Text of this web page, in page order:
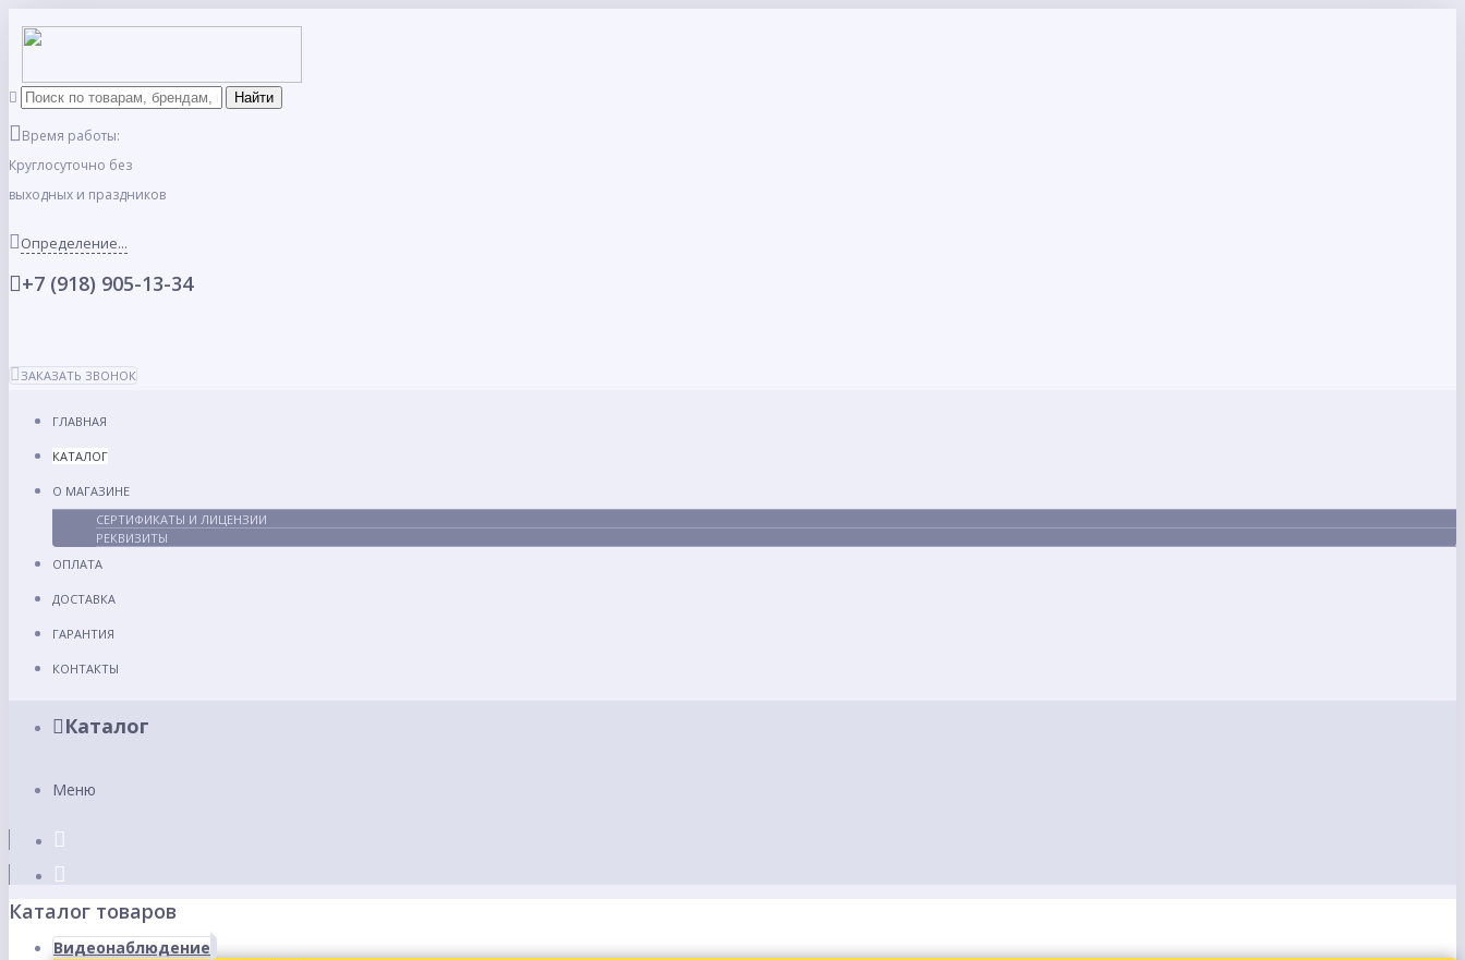
Время работы:
Круглосуточно без
выходных и праздников
Определение...
+7 (918) 905-13-34
ЗАКАЗАТЬ ЗВОНОК
ГЛАВНАЯ
КАТАЛОГ
О МАГАЗИНЕ
СЕРТИФИКАТЫ И ЛИЦЕНЗИИ
РЕКВИЗИТЫ
ОПЛАТА
ДОСТАВКА
ГАРАНТИЯ
КОНТАКТЫ
Каталог
Меню
Каталог товаров
Видеонаблюдение